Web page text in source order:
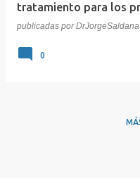
tratamiento para los
publicadas porDrJorgeSaldana
0